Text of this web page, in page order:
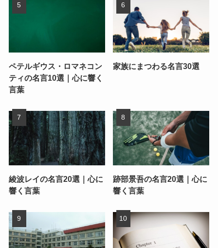
ペテルギウス・ロマネコン
ティの名言10選｜心に響く
言葉
家族にまつわる名言30選
綾波レイの名言20選｜心に
響く言葉
跡部景吾の名言20選｜心に
響く言葉